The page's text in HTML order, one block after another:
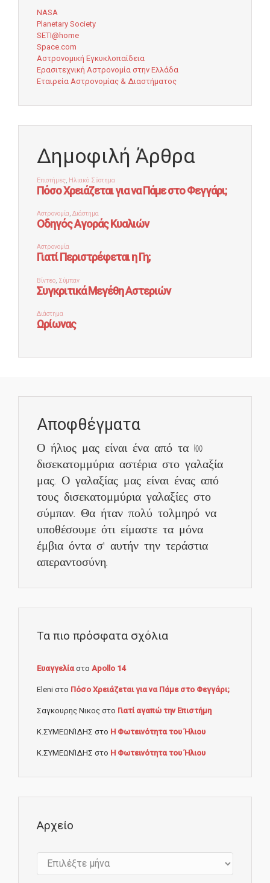
NASA
Planetary Society
SETI@home
Space.com
Αστρονομική Εγκυκλοπαίδεια
Ερασιτεχνική Αστρονομία στην Ελλάδα
Εταιρεία Αστρονομίας & Διαστήματος
Δημοφιλή Άρθρα
Αποφθέγματα
Ο ήλιος μας είναι ένα από τα 100
δισεκατομμύρια αστέρια στο γαλαξία
μας. Ο γαλαξίας μας είναι ένας από
τους δισεκατομμύρια γαλαξίες στο
σύμπαν. Θα ήταν πολύ τολμηρό να
υποθέσουμε ότι είμαστε τα μόνα
έμβια όντα σ’ αυτήν την τεράστια
απεραντοσύνη.
Τα πιο πρόσφατα σχόλια
Ευαγγελίαστο Apollo 14
Eleni στο Πόσο Χρειάζεται για να Πάμε στο Φεγγάρι;
Σαγκουρης Νικος στο Γιατί αγαπώ την Επιστήμη
Κ.ΣΥΜΕΩΝΊΔΗΣ στο Η Φωτεινότητα του Ήλιου
Κ.ΣΥΜΕΩΝΊΔΗΣ στο Η Φωτεινότητα του Ήλιου
Αρχείο